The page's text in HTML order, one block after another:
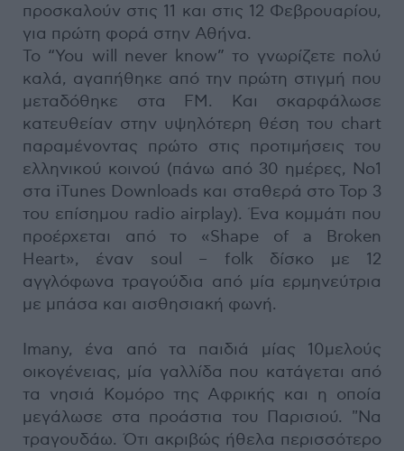
προσκαλούν στις 11 και στις 12 Φεβρουαρίου,
για πρώτη φορά στην Αθήνα.
Το “You will never know” το γνωρίζετε πολύ
καλά, αγαπήθηκε από την πρώτη στιγμή που
μεταδόθηκε στα FM. Και σκαρφάλωσε
κατευθείαν στην υψηλότερη θέση του chart
παραμένοντας πρώτο στις προτιμήσεις του
ελληνικού κοινού (πάνω από 30 ημέρες, No1
στα iTunes Downloads και σταθερά στο Top 3
του επίσημου radio airplay). Ένα κομμάτι που
προέρχεται από το «Shape of a Broken
Heart», έναν soul – folk δίσκο με 12
αγγλόφωνα τραγούδια από μία ερμηνεύτρια
με μπάσα και αισθησιακή φωνή.
Imany, ένα από τα παιδιά μίας 10μελούς
οικογένειας, μία γαλλίδα που κατάγεται από
τα νησιά Κομόρο της Αφρικής και η οποία
μεγάλωσε στα προάστια του Παρισιού. "Να
τραγουδάω. Ότι ακριβώς ήθελα περισσότερο